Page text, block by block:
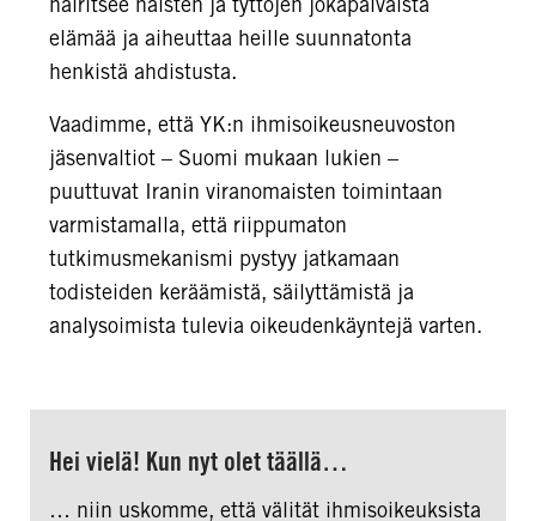
elämää ja aiheuttaa heille suunnatonta
henkistä ahdistusta.
Vaadimme, että YK:n ihmisoikeusneuvoston
jäsenvaltiot – Suomi mukaan lukien –
puuttuvat Iranin viranomaisten toimintaan
varmistamalla, että riippumaton
tutkimusmekanismi pystyy jatkamaan
todisteiden keräämistä, säilyttämistä ja
analysoimista tulevia oikeudenkäyntejä varten.
Hei vielä! Kun nyt olet täällä…
… niin uskomme, että välität ihmisoikeuksista